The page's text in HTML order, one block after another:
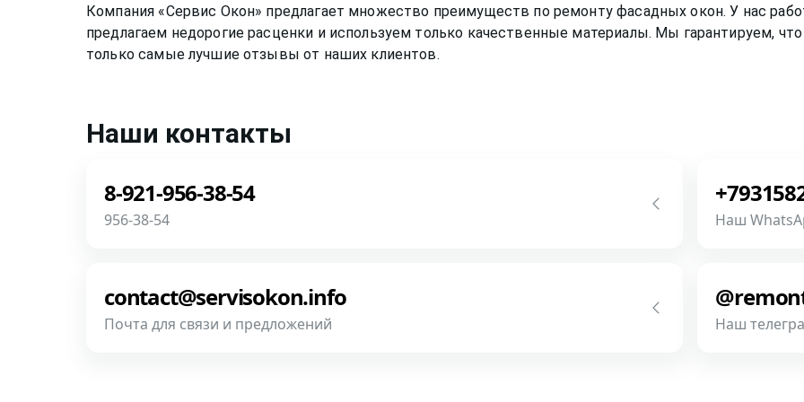
Компания «Сервис Окон» предлагает множество преимуществ по ремонту фасадных окон. У нас
предлагаем недорогие расценки и используем только качественные материалы. Мы гарантируем,
только самые лучшие отзывы от наших клиентов.
Наши контакты
8-921-956-38-54
956-38-54
Позвонить
Наш
contact@servisokon.info
Почта для связи и предложений Наш